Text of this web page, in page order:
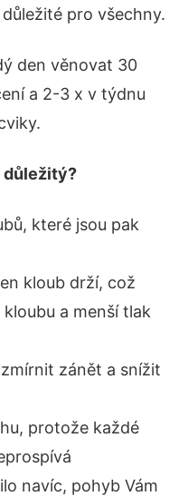
pro všechny.
den věnovat 30
a 2-3 x v týdnu
důležitý?
které jsou pak
kloub drží, což
a menší tlak
zánět a snížit
protože každé
navíc, pohyb Vám